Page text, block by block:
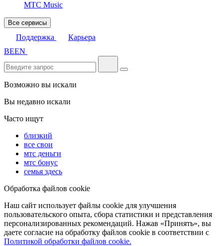
МТС Music
Все сервисы
Поддержка
Карьера
BEEN
Возможно вы искали
Вы недавно искали
Часто ищут
близкий
все свои
мтс деньги
мтс бонус
семья здесь
Обработка файлов cookie
Наш сайт использует файлы cookie для улучшения
пользовательского опыта, сбора статистики и представления
персонализированных рекомендаций. Нажав «Принять», вы
даете согласие на обработку файлов cookie в соответствии с
Политикой обработки файлов cookie.